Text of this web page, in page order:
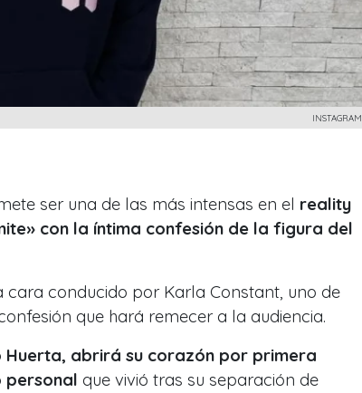
INSTAGRAM
ser una de las más intensas en el reality
con la íntima confesión de la figura del
cara conducido por Karla Constant, uno de
que hará remecer a la audiencia.
Huerta, abrirá su corazón por primera
personal que vivió tras su separación de